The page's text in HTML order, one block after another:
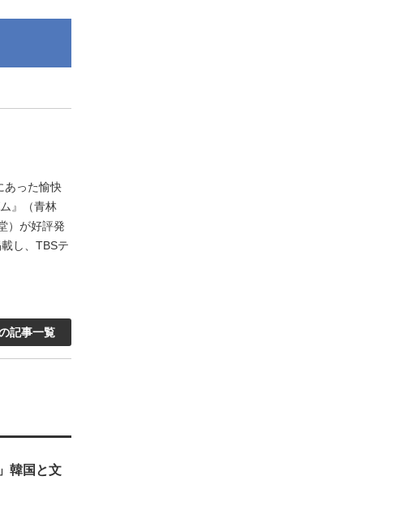
あった愉快
』（青林
）が好評発
し、TBSテ
記事一覧
韓国と文